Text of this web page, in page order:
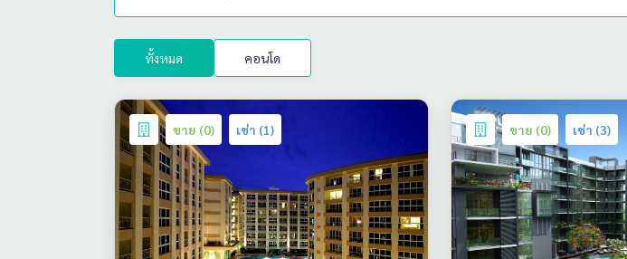
ทั้งหมด คอนโด
ขาย (0) เช่า (1) ขาย (0) เช่า (3)